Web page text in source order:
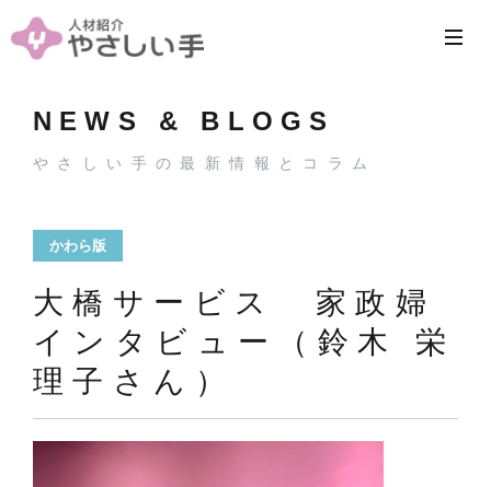
NEWS & BLOGS
やさしい手の最新情報とコラム
かわら版
大橋サービス 家政婦
インタビュー（鈴木 栄
理子さん）